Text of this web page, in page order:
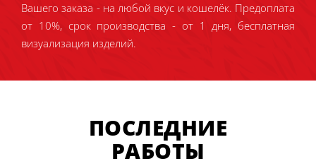
Вашего заказа - на любой вкус и кошелёк. Предоплата
от 10%, срок производства - от 1 дня, бесплатная
визуализация изделий.
ПОСЛЕДНИЕ
РАБОТЫ